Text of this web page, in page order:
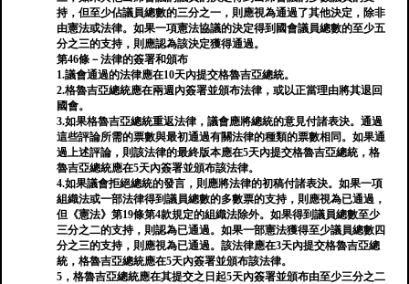
持，但至少佔議員總數的三分之一，則應視為通過了其他決定，除非
由憲法或法律。如果一項憲法協議的決定得到國會議員總數的至少五
分之三的支持，則應認為該決定獲得通過。
第46條－法律的簽署和頒布
1.議會通過的法律應在10天內提交格魯吉亞總統。
2.格魯吉亞總統應在兩週內簽署並頒布法律，或以正當理由將其退回
國會。
3.如果格魯吉亞總統重返法律，議會應將總統的意見付諸表決。通過
這些評論所需的票數與最初通過有關法律的種類的票數相同。如果通
過上述評論，則該法律的最終版本應在5天內提交格魯吉亞總統，格
魯吉亞總統應在5天內簽署並頒布該法律。
4.如果議會拒絕總統的發言，則應將法律的初稿付諸表決。如果一項
組織法或一部法律得到議員總數的多數票的支持，則應視為已通過，
但《憲法》第19條第4款規定的組織法除外。如果得到議員總數至少
三分之二的支持，則認為已通過。如果一部憲法獲得至少議員總數四
分​​之三的支持，則應視為已通過。該法律應在3天內提交格魯吉亞總
統，格魯吉亞總統應在5天內簽署並頒布該法律。
5，格魯吉亞總統應在其提交之日起5天內簽署並頒布由至少三分之二